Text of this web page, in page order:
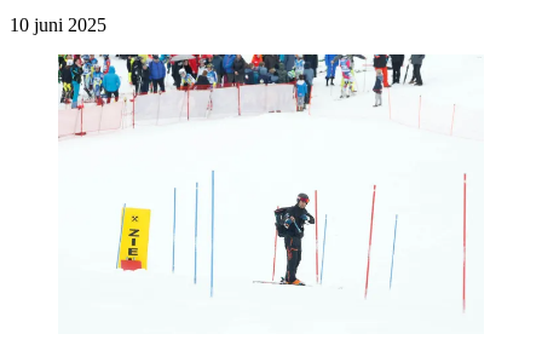
10 juni 2025